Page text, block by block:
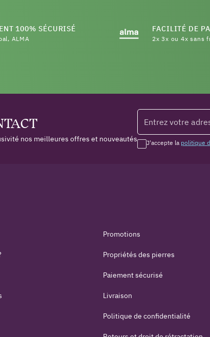
100% SÉCURISÉ
ALMA
FACILITÉ DE
2x 3x ou 4x sans
nos meilleures offres et nouveautés J'accepte la politique
Promotions
Propriétés des pierres
Paiement sécurisé
Livraison
Politique de confidentialité